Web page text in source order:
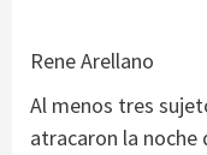
Rene Arellano
Al menos tres
atracaron la noche